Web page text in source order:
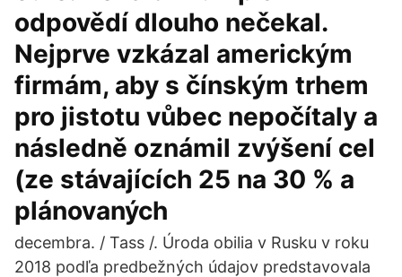
odpovědí dlouho nečekal.
Nejprve vzkázal americkým
firmám, aby s čínským trhem
pro jistotu vůbec nepočítaly a
následně oznámil zvýšení cel
(ze stávajících 25 na 30 % a
plánovaných
decembra. / Tass /. Úroda obilia v Rusku v roku
2018 podľa predbežných údajov predstavovala